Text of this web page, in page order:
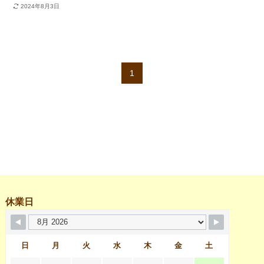
2024年8月3日
1
休業日
日 月 火 水 木 金 土